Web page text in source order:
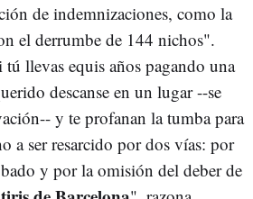
de indemnizaciones, como la
el derrumbe de 144 nichos".
llevas equis años pagando una
descanse en un lugar --se
y te profanan la tumba para
a ser resarcido por dos vías: por
y por la omisión del deber de